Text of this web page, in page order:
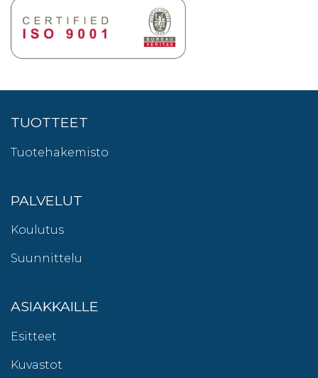
TUOTTEET
Tuotehakemisto
PALVELUT
Koulutus
Suunnittelu
ASIAKKAILLE
Esitteet
Kuvastot